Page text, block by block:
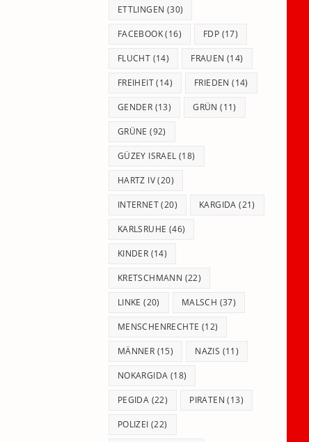
ETTLINGEN (30)
FACEBOOK(16) FDP (17)
FLUCHT (14) FRAUEN (14)
FREIHEIT(14) FRIEDEN (14)
GENDER (13) GRÜN (11)
GRÜNE (92)
GÜZEY ISRAEL (18)
HARTZ IV(20)
INTERNET(20) KARGIDA (21)
KARLSRUHE (46)
KINDER (14)
KRETSCHMANN (22)
LINKE (20) MALSCH (37)
MENSCHENRECHTE (12)
MÄNNER (15) NAZIS (11)
NOKARGIDA (18)
PEGIDA (22) PIRATEN (13)
POLIZEI (22)